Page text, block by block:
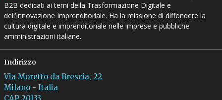
B2B dedicati ai temi della Trasformazione Digitale e
dell’Innovazione Imprenditoriale. Ha la missione di diffondere la
cultura digitale e imprenditoriale nelle imprese e pubbliche
amministrazioni italiane.
Indirizzo
Via Moretto da Brescia, 22
Milano - Italia